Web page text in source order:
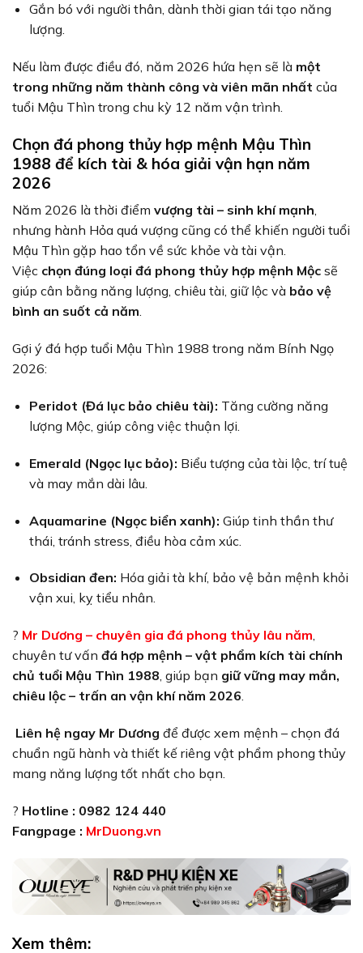
Gắn bó với người thân, dành thời gian tái tạo năng
lượng.
Nếu làm được điều đó, năm 2026 hứa hẹn sẽ là một
trong những năm thành công và viên mãn nhất của
tuổi Mậu Thìn trong chu kỳ 12 năm vận trình.
Chọn đá phong thủy hợp mệnh Mậu Thìn
1988 để kích tài & hóa giải vận hạn năm
2026
Năm 2026 là thời điểm vượng tài – sinh khí mạnh,
nhưng hành Hỏa quá vượng cũng có thể khiến người tuổi
Mậu Thìn gặp hao tổn về sức khỏe và tài vận.
Việc chọn đúng loại đá phong thủy hợp mệnh Mộc sẽ
giúp cân bằng năng lượng, chiêu tài, giữ lộc và bảo vệ
bình an suốt cả năm.
Gợi ý đá hợp tuổi Mậu Thìn 1988 trong năm Bính Ngọ
2026:
Peridot (Đá lục bảo chiêu tài): Tăng cường năng
lượng Mộc, giúp công việc thuận lợi.
Emerald (Ngọc lục bảo): Biểu tượng của tài lộc, trí tuệ
và may mắn dài lâu.
Aquamarine (Ngọc biển xanh): Giúp tinh thần thư
thái, tránh stress, điều hòa cảm xúc.
Obsidian đen: Hóa giải tà khí, bảo vệ bản mệnh khỏi
vận xui, kỵ tiểu nhân.
? Mr Dương – chuyên gia đá phong thủy lâu năm,
chuyên tư vấn đá hợp mệnh – vật phẩm kích tài chính
chủ tuổi Mậu Thìn 1988, giúp bạn giữ vững may mắn,
chiêu lộc – trấn an vận khí năm 2026.
Liên hệ ngay Mr Dương để được xem mệnh – chọn đá
chuẩn ngũ hành và thiết kế riêng vật phẩm phong thủy
mang năng lượng tốt nhất cho bạn.
? Hotline : 0982 124 440
Fangpage : MrDuong.vn
Xem thêm: